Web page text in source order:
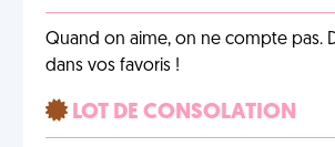
Quand on aime, on ne compte pas.
dans vos favoris !
LOT DE CONSOLATION